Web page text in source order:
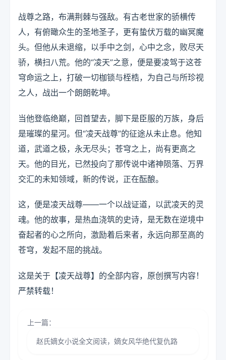
战尊之路，布满荆棘与强敌。有古老世家的骄横传
人，有俯瞰众生的圣地圣子，更有蛰伏万载的幽冥魔
头。但他从未退缩，以手中之剑，心中之念，败尽天
骄，横扫八荒。他的“凌天”之意，便是要凌驾于这苍
穹命运之上，打破一切枷锁与桎梏，为自己与所珍视
之人，战出一个朗朗乾坤。
当他登临绝巅，回首望去，脚下是臣服的万族，身后
是璀璨的星河。但“凌天战尊”的征途从未止息。他知
道，武道之极，永无尽头；苍穹之上，尚有更高之
天。他的目光，已然投向了那传说中诸神陨落、万界
交汇的未知领域，新的传说，正在酝酿。
这，便是凌天战尊——一个以战证道，以武凌天的灵
魂。他的故事，是热血浇筑的史诗，是无数在逆境中
奋起者的心之所向，激励着后来者，永远向那至高的
苍穹，发起不屈的挑战。
这是关于【凌天战尊】的全部内容，原创撰写内容！
严禁转载！
上一篇：
赵氏嫡女小说全文阅读，嫡女风华绝代复仇路